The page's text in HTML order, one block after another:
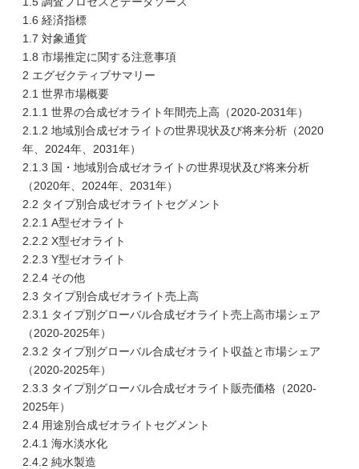
1.6 経済指標
1.7 対象通貨
1.8 市場推定に関する注意事項
2 エグゼクティブサマリー
2.1 世界市場概要
2.1.1 世界の合成ゼオライト年間売上高（2020-2031年）
2.1.2 地域別合成ゼオライトの世界現状及び将来分析（2020
年、2024年、2031年）
2.1.3 国・地域別合成ゼオライトの世界現状及び将来分析
（2020年、2024年、2031年）
2.2 タイプ別合成ゼオライトセグメント
2.2.1 A型ゼオライト
2.2.2 X型ゼオライト
2.2.3 Y型ゼオライト
2.2.4 その他
2.3 タイプ別合成ゼオライト売上高
2.3.1 タイプ別グローバル合成ゼオライト売上高市場シェア
（2020-2025年）
2.3.2 タイプ別グローバル合成ゼオライト収益と市場シェア
（2020-2025年）
2.3.3 タイプ別グローバル合成ゼオライト販売価格（2020-
2025年）
2.4 用途別合成ゼオライトセグメント
2.4.1 海水淡水化
2.4.2 純水製造